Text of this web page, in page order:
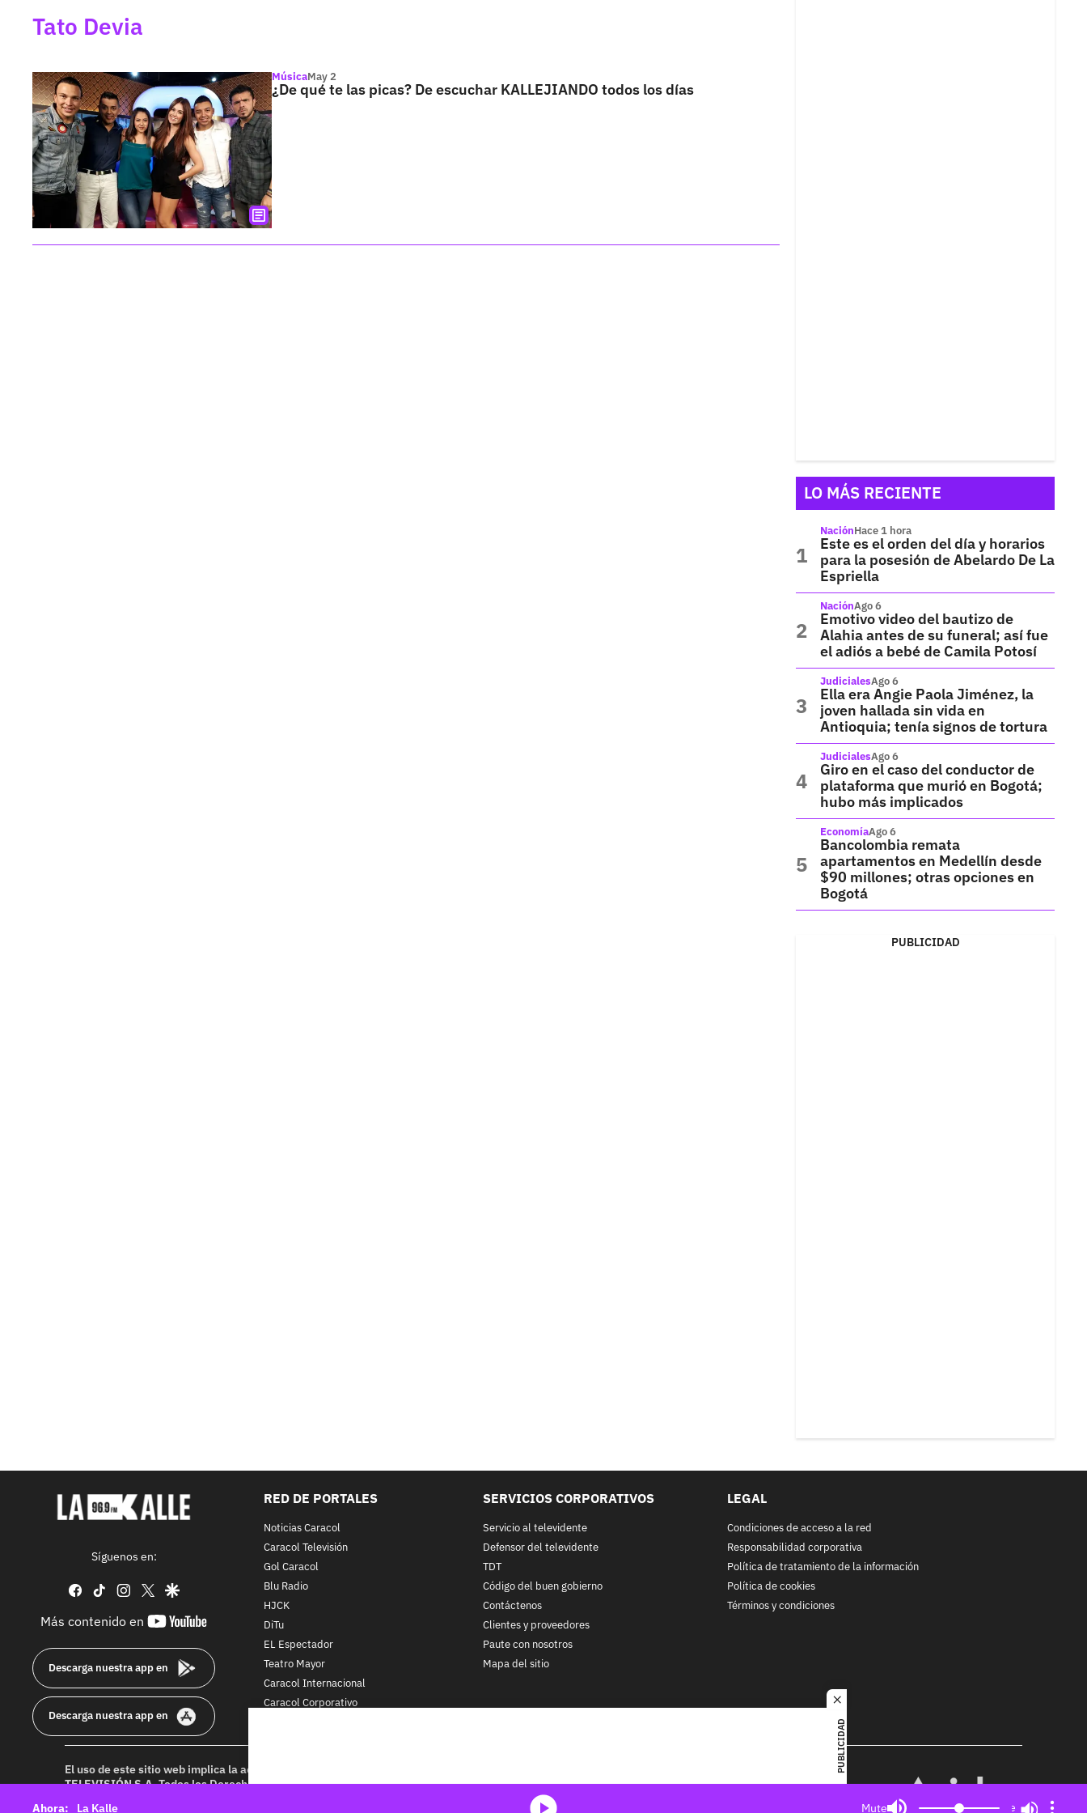
close
PUBLICIDAD
Tato Devia
MúsicaMay 2
¿De qué te las picas? De escuchar KALLEJIANDO todos los días
LO MÁS RECIENTE
NaciónHace 1 hora
Este es el orden del día y horarios
para la posesión de Abelardo De La
Espriella
NaciónAgo 6
Emotivo video del bautizo de
Alahia antes de su funeral; así fue
el adiós a bebé de Camila Potosí
JudicialesAgo 6
Ella era Angie Paola Jiménez, la
joven hallada sin vida en
Antioquia; tenía signos de tortura
JudicialesAgo 6
Giro en el caso del conductor de
plataforma que murió en Bogotá;
hubo más implicados
EconomíaAgo 6
Bancolombia remata
apartamentos en Medellín desde
$90 millones; otras opciones en
Bogotá
PUBLICIDAD
Síguenos en:
facebook
tiktok instagram
twittergoogle
Más contenido en
youtube-
Descarga nuestra app en
Descarga nuestra app en
RED DE PORTALES
Noticias Caracol
Caracol Televisión
Gol Caracol
Blu Radio
HJCK
DiTu
EL Espectador
Teatro Mayor
Caracol Internacional
Caracol Corporativo
SERVICIOS CORPORATIVOS
Servicio al televidente
Defensor del televidente
TDT
Código del buen gobierno
Contáctenos
Clientes y proveedores
Paute con nosotros
Mapa del sitio
LEGAL
Condiciones de acceso a la red
Responsabilidad corporativa
Política de tratamiento de la información
Política de cookies
Términos y condiciones
El uso de este sitio web implica la aceptación de los
TELEVISIÓN S.A.Todos los Derechos Reservados D.R.A. Prohibida su reproducción total o parcial, así como su traducción a cualquier
idioma sin autorización escrita de su titular. Reproduction in whole or in part, or translation without written permission is prohibited. All
La Kalle
Mute Mute